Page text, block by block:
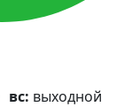
вс: выходной